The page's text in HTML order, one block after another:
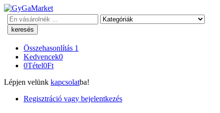
Keresés
Összehasonlítás 1
Kedvencek0
0Tétel0Ft
Lépjen velünk kapcsolatba!
Regisztráció vagy bejelentkezés